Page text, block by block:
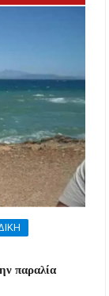
παραλία